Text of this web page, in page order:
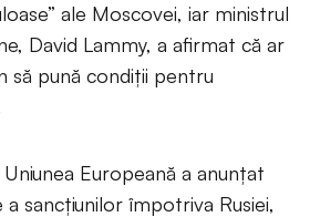
ale Moscovei, iar ministrul
David Lammy, a afirmat că ar
să pună condiții pentru
Europeană a anunțat
sancțiunilor împotriva Rusiei,